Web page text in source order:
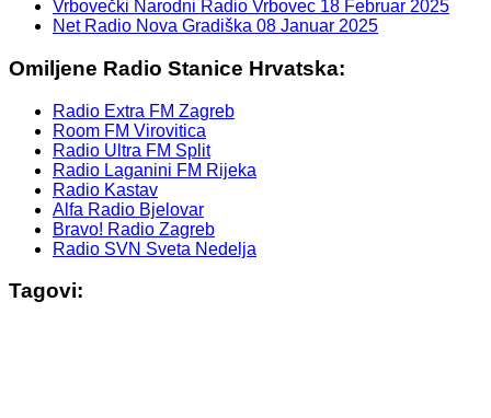
Vrbovečki Narodni Radio Vrbovec 18 Februar 2025
Net Radio Nova Gradiška 08 Januar 2025
Omiljene Radio Stanice Hrvatska:
Radio Extra FM Zagreb
Room FM Virovitica
Radio Ultra FM Split
Radio Laganini FM Rijeka
Radio Kastav
Alfa Radio Bjelovar
Bravo! Radio Zagreb
Radio SVN Sveta Nedelja
Tagovi: